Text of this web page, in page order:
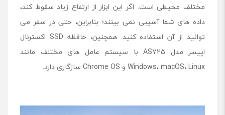
مختلف محیطی است. اگر این ابزار از ارتفاع زیاد سقوط کند،
داده های شما آسیبی نمی بینند؛ بنابراین، حتی در سفر می
توانید از آن استفاده کنید. همچنین، حافظه SSD اکسترنال
اپیسر مدل AS725
با سیستم‌ عامل ‌های مختلف مانند
Windows، macOS، Linux و Chrome OS سازگاری دارد.